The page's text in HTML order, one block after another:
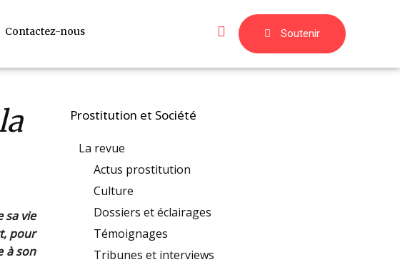
Soutenir
Contactez-nous
sa vie
pour
à son
Prostitution et Société
La revue
Actus prostitution
Culture
Dossiers et éclairages
Témoignages
Tribunes et interviews